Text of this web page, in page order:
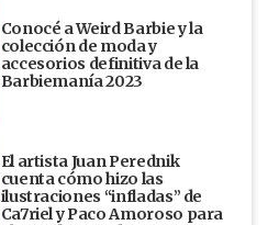
Conocé a Weird Barbie y la
colección de moda y
accesorios definitiva de la
Barbiemanía 2023
El artista Juan Perednik
cuenta cómo hizo las
ilustraciones “infladas” de
Ca7riel y Paco Amoroso para